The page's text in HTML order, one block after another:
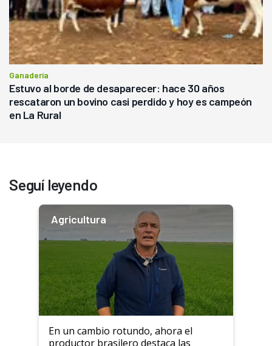
Ganadería
Estuvo al borde de desaparecer: hace 30 años
rescataron un bovino casi perdido y hoy es campeón
en La Rural
Seguí leyendo
Agricultura
En un cambio rotundo, ahora el
productor brasilero destaca las